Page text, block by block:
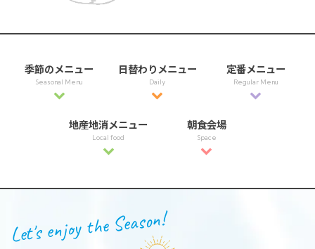
季節のメニュー
Seasonal Menu
日替わりメニュー
Daily
定番メニュー
Regular Menu
地産地消メニュー
Local food
朝食会場
Space
Let's enjoy the Season!